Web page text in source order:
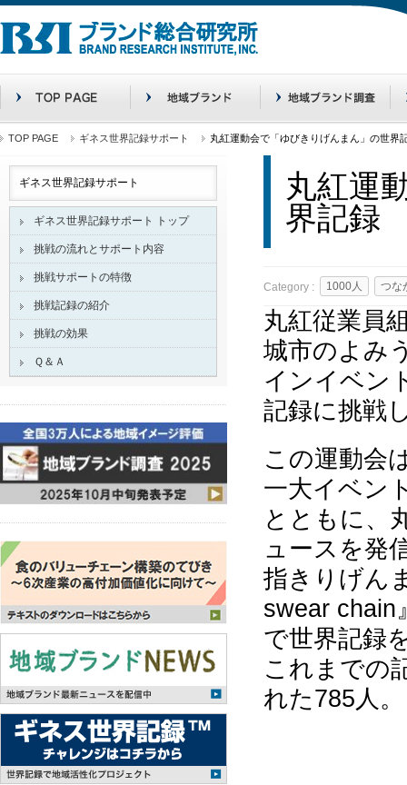
TOP PAGE ギネス世界記録サポート 丸紅運動会で「ゆびきりげんまん」の世界
丸紅運
界記録
Category : 1000人 つな
丸紅従業員
城市のよみ
インイベン
記録に挑戦
この運動会
一大イベン
とともに、
ュースを発
指きりげん
swear chain
で世界記録
これまでの
れた785人。
ギネス世界記録サポート
ギネス世界記録サポート トップ
挑戦の流れとサポート内容
挑戦サポートの特徴
挑戦記録の紹介
挑戦の効果
Ｑ＆Ａ